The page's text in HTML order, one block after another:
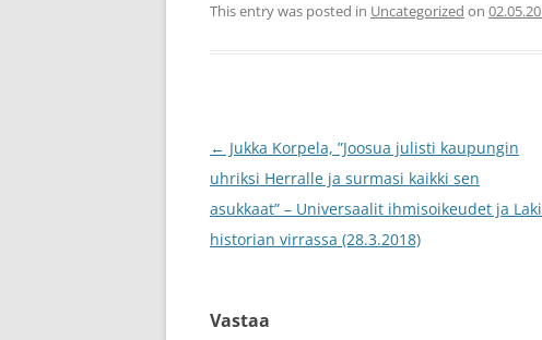
This entry was posted in Uncategorized on
Post
navigation
← Jukka Korpela, ”Joosua julisti kaupungin
uhriksi Herralle ja surmasi kaikki sen
asukkaat” – Universaalit ihmisoikeudet ja Laki
historian virrassa (28.3.2018)
Vastaa